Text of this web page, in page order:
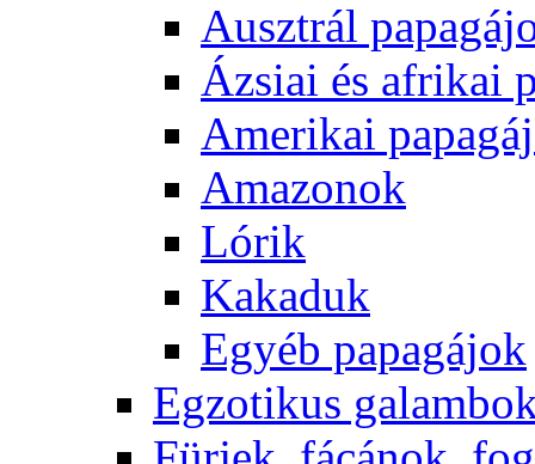
Ausztrál
Ázsiai és afrikai
Amerikai
Amazonok
Lórik
Kakaduk
Egyéb papagájok
Egzotikus